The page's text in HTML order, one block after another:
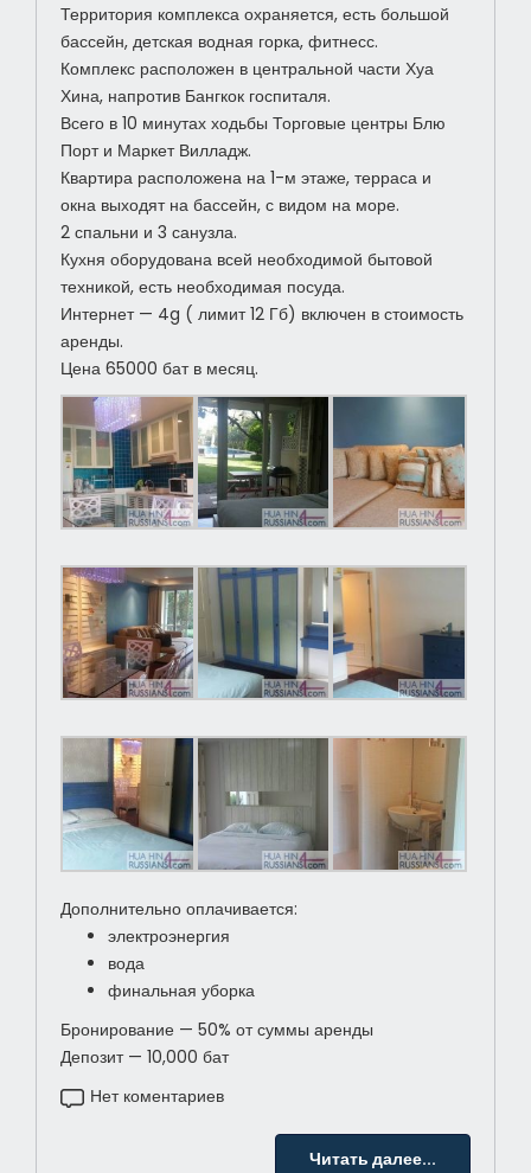
Территория комплекса охраняется, есть большой
бассейн, детская водная горка, фитнесс.
Комплекс расположен в центральной части Хуа
Хина, напротив Бангкок госпиталя.
Всего в 10 минутах ходьбы Торговые центры Блю
Порт и Маркет Вилладж.
Квартира расположена на 1-м этаже, терраса и
окна выходят на бассейн, с видом на море.
2 спальни и 3 санузла.
Кухня оборудована всей необходимой бытовой
техникой, есть необходимая посуда.
Интернет — 4g ( лимит 12 Гб) включен в стоимость
аренды.
Цена 65000 бат в месяц.
Дополнительно оплачивается:
электроэнергия
вода
финальная уборка
Бронирование — 50% от суммы аренды
Депозит — 10,000 бат
Нет коментариев
Читать далее...